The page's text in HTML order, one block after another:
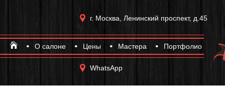
г. Москва, Ленинский проспект, д.45
О салоне Цены Мастера Портфолио
WhatsApp